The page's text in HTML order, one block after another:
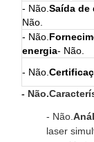
- Não. Saída de
Não.
- Não.
energia- Não.
- Não.
- Não.
- Não.
laser